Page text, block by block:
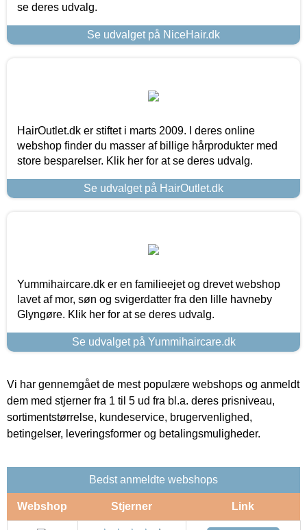
se deres udvalg.
Se udvalget på NiceHair.dk
HairOutlet.dk er stiftet i marts 2009. I deres online
webshop finder du masser af billige hårprodukter med
store besparelser. Klik her for at se deres udvalg.
Se udvalget på HairOutlet.dk
Yummihaircare.dk er en familieejet og drevet webshop
lavet af mor, søn og svigerdatter fra den lille havneby
Glyngøre. Klik her for at se deres udvalg.
Se udvalget på Yummihaircare.dk
Vi har gennemgået de mest populære webshops og anmeldt
dem med stjerner fra 1 til 5 ud fra bl.a. deres prisniveau,
sortimentstørrelse, kundeservice, brugervenlighed,
betingelser, leveringsformer og betalingsmuligheder.
Bedst anmeldte webshops
Webshop Stjerner Link